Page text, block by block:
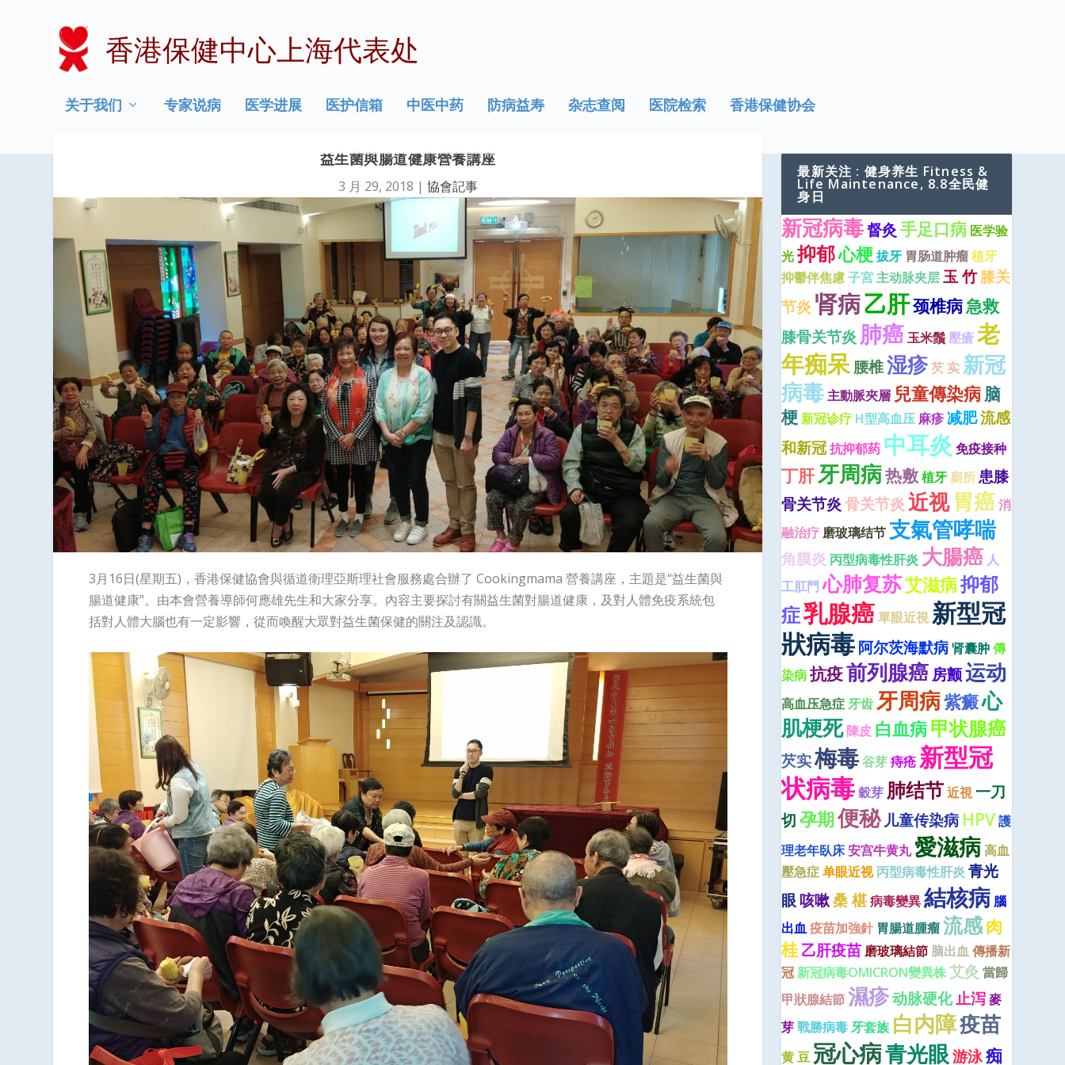
香港保健中心上海代表处
关于我们 专家说病 医学进展 医护信箱 中医中药 防病益寿 杂志查阅 医院检索 香港保健协会
益生菌與腸道健康營養講座
3 月 29, 2018 | 協會記事
3月16日(星期五)，香港保健協會與循道衛理亞斯理社會服務處合辦了 Cookingmama 營養講座，主題是“益生菌與
腸道健康”。由本會營養導師何應雄先生和大家分享。內容主要探討有關益生菌對腸道健康，及對人體免疫系統包
括對人體大腦也有一定影響，從而喚醒大眾對益生菌保健的關注及認識。
最新关注 : 健身养生 Fitness &
Life Maintenance, 8.8全民健
身日
新冠病毒督灸 手足口病 医学验
光抑郁心梗拔牙 胃肠道肿瘤植牙
抑鬱伴焦慮子宮主动脉夹层玉 竹膝关
节炎肾病乙肝颈椎病急救
膝骨关节炎肺癌玉米鬚 壓瘡老
年痴呆腰椎湿疹芡 实新冠
病毒主動脈夾層兒童傳染病脑
梗新冠诊疗 H型高血压 麻疹减肥流感
和新冠抗抑郁药 中耳炎 免疫接种
丁肝牙周病热敷植牙 廁所患膝
骨关节炎骨关节炎 近视胃癌消
融治疗 磨玻璃结节支氣管哮喘
角膜炎 丙型病毒性肝炎大腸癌 人
工肛門 心肺复苏艾滋病抑郁
症乳腺癌單眼近視 新型冠
狀病毒阿尔茨海默病肾囊肿傳
染病抗疫前列腺癌房颤运动
高血压急症牙齿牙周病紫癜心
肌梗死 陳皮 白血病甲状腺癌
芡实梅毒谷芽痔疮 新型冠
状病毒穀芽 肺结节近視一刀
切 孕期便秘儿童传染病 HPV護
理老年臥床安宫牛黄丸愛滋病高血
壓急症单眼近视丙型病毒性肝炎 青光
眼咳嗽桑 椹病毒變異結核病 腦
出血疫苗加強針 胃腸道腫瘤流感肉
桂乙肝疫苗 磨玻璃結節 脑出血傳播新
冠新冠病毒OMICRON變異株艾灸 當歸
甲狀腺結節濕疹动脉硬化止泻麥
芽戰勝病毒牙套族 白内障疫苗
黄 豆 冠心病青光眼 游泳痴